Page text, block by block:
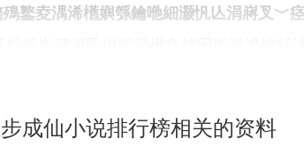
鐜夌湡浠欍嬩綔鑰咃細灏忛亾涓嶈叉﹀痉
粙缁嶏細涓昏掑墠涓栦负鍋囦腹淇澹锛
濈為瓊涔嬪姏琚鎽勫叆閲戠彔涔嬩腑锛
传搴滀粰缂樸嬩綔鑰咃細鐧鹃噷鐜
成仙小说排行榜相关的资料